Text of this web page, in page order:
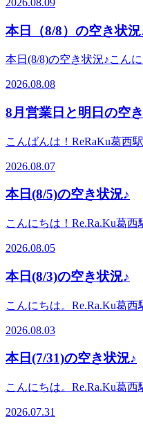
ですね。首肩まわりがこわ
い、ゆっくり休んだ気が
から離れて、落ち着いた空
リンパケア」です。首まわ
で、肩まわりの重さや、気
せることで、よりゆったり
ります。本日は予約枠が
えば早い者勝ちのご案内と
16:20～18:50葛西駅徒歩1
ちらは現時点での空き状況
合わせるコース内容やご
注意事項の確認・会員情報
で含めて施術時間+20分の
Re.Ra.Ku葛西駅前店【営業
11:30～20:00【住所】東京
プラザ2F【電話】03-6808-
https://reraku.jp/studio/kasai/
本日（8/8）の空き状況
本日(8/8)の空き状況♪こん
買い物の合間、または夕方
時間をつくってみません
スパ」です。炭酸泡を使っ
すすめです。炭酸泡のじゅ
のこわばりが気になる方に
ットケアに組み合わせるこ
り整えやすくなります。本
です。12:20～/16:30～/
のじゅわっとした爽快感で
くださいませ。こちらは現
が増える可能性がございま
快ヘッドスパはオプショ
リラクグループご利用のお
報登録のお時間を頂くため
のお時間を頂戴しています
間〉＜平日＞12時半～21
所〉東京都江戸川区中葛西
03-6808-0869
2026.08.08
8月営業日と明日の空
こんばんは！ReRaKu葛西
今回11日山の日火曜日です
代わりに12日水曜日が臨
のお客様はお気を付けくだ
様は季節限定爽快ヘッドス
すよ☆ こちらは現時点の空
能性がございます。ご予約
すので是非お問い合わせ
利用のお客様は禁止注意事
しています。Re.Ra.Ku 葛
戸川区中葛西５－４２－３
2026.08.07
本日(8/5)の空き状況♪
こんにちは！Re.Ra.Ku葛
下のお時間でご案内が可能
フットケア・各種オプシ
限られている方には、40分
れや立ち仕事、デスクワー
ュにもぴったりです♪また
すい日となっております。
う方も、ぜひ今後のご予約
ちらは現時点の空き状況
やキャンセルにより、ご案
で、ぜひお気軽にお問い
2026.08.05
本日(8/3)の空き状況♪
こんにちは。Re.Ra.Ku葛
ういう日は、気になってい
にもぴったりです。本日の
す。フットケア40分は、足
元のだるさが気になる方に
枠が多めにございますので
2026.08.03
本日(7/31)の空き状況♪
こんにちは。Re.Ra.Ku葛
外の暑さと冷房の冷え込み
2026.07.31